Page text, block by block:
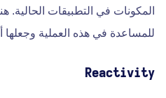
المكونات في التطبيقات الحالية.
للمساعدة في هذه العملية وجعلها
Reactivity